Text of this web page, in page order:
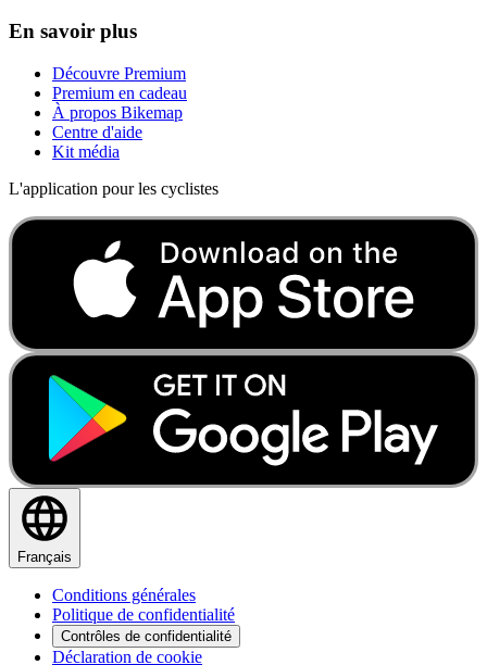
En savoir plus
Découvre Premium
Premium en cadeau
À propos Bikemap
Centre d'aide
Kit média
L'application pour les cyclistes
Français
Conditions générales
Politique de confidentialité
Contrôles de confidentialité
Déclaration de cookie